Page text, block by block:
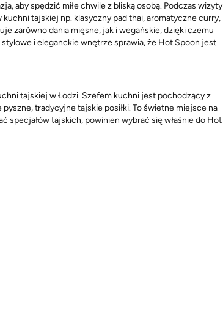
aby spędzić miłe chwile z bliską osobą. Podczas wizyty
tajskiej np. klasyczny pad thai, aromatyczne curry,
zarówno dania mięsne, jak i wegańskie, dzięki czemu
i eleganckie wnętrze sprawia, że Hot Spoon jest
tajskiej w Łodzi. Szefem kuchni jest pochodzący z
tradycyjne tajskie posiłki. To świetne miejsce na
specjałów tajskich, powinien wybrać się właśnie do Hot